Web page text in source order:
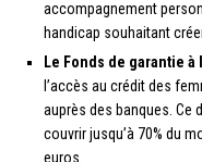
accompagnement
handicap souhaitant
Le Fonds de garantie
l’accès au crédit des
auprès des banques. Ce
couvrir jusqu’à 70% du
euros.